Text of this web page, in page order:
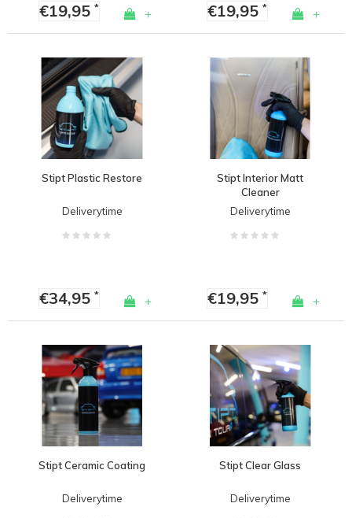
€19,95* + €19,95* +
Stipt Plastic Restore
Deliverytime
€34,95* +
Stipt Interior Matt
Cleaner
Deliverytime
€19,95* +
Stipt Ceramic Coating
Deliverytime
Stipt Clear Glass
Deliverytime